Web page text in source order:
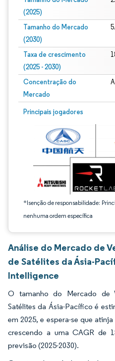
(2025)
Tamanho do Mercado
(2030)
Taxa de crescimento
(2025 - 2030)
Concentração do
Mercado
Principais jogadores
*Isenção de responsabilidade:
nenhuma ordem específica
Imagem © Mordor Intelligence. O
Análise do Mercado de
de Satélites da Ásia-
Intelligence
O tamanho do Mercado de
Satélites da Ásia-Pacífico é
em 2025, e espera-se que
crescendo a uma CAGR de
previsão (2025-2030).